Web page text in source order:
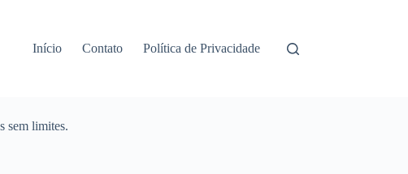
Início Contato Política de Privacidade
sem limites.